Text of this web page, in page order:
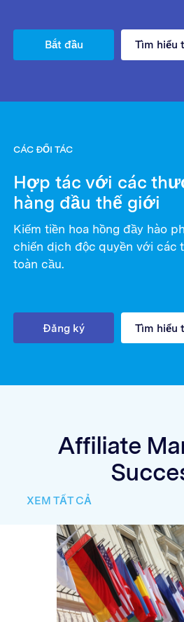
Bắt đầu Tìm hiểu
CÁC ĐỐI TÁC
Hợp tác với các
hàng đầu thế giới
Kiếm tiền hoa hồng đầy hào
chiến dịch độc quyền với các
toàn cầu.
Đăng ký Tìm hiểu
Affiliate
XEM TẤT CẢ